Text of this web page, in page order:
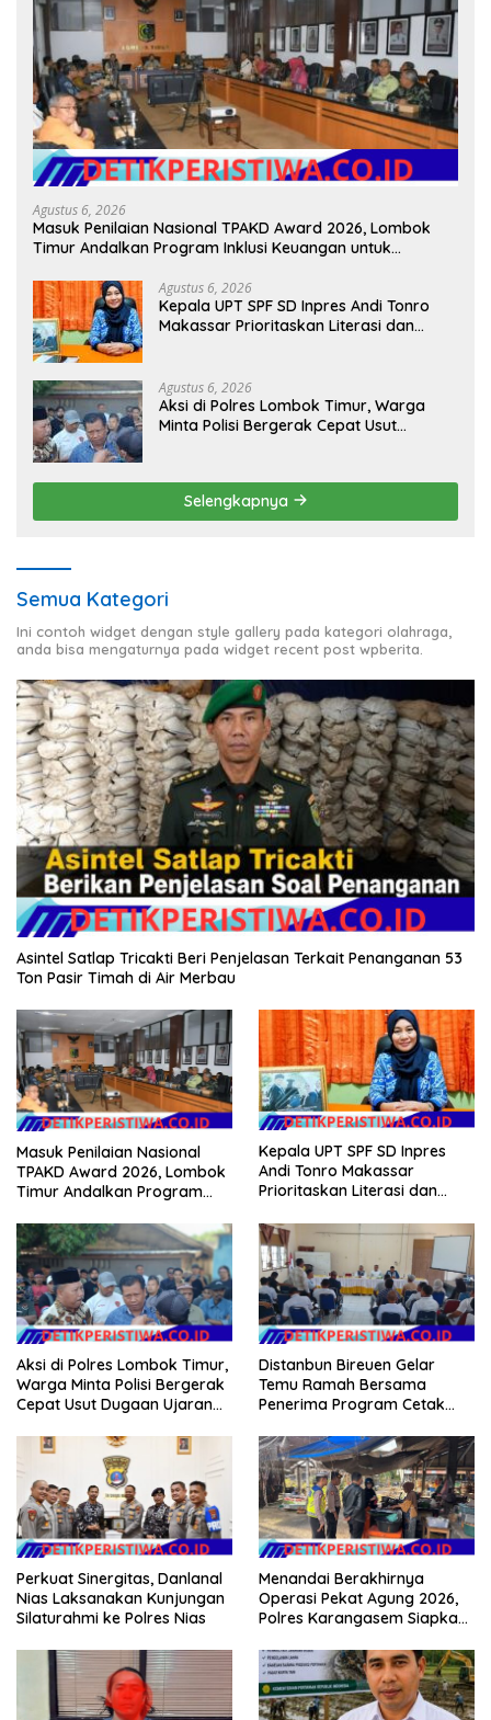
Agustus 6, 2026
Masuk Penilaian Nasional TPAKD Award 2026, Lombok
Timur Andalkan Program Inklusi Keuangan untuk
Agustus 6, 2026
Kepala UPT SPF SD Inpres Andi Tonro
Makassar Prioritaskan Literasi dan
Agustus 6, 2026
Aksi di Polres Lombok Timur, Warga
Minta Polisi Bergerak Cepat Usut
Selengkapnya
Semua Kategori
Ini contoh widget dengan style gallery pada kategori olahraga,
anda bisa mengaturnya pada widget recent post wpberita.
Asintel Satlap Tricakti Beri Penjelasan Terkait Penanganan 53
Ton Pasir Timah di Air Merbau
Masuk Penilaian Nasional
TPAKD Award 2026, Lombok
Timur Andalkan Program
Dongkrak Kesejahteraan
Warga
Kepala UPT SPF SD Inpres
Andi Tonro Makassar
Prioritaskan Literasi dan
Sekolah
Aksi di Polres Lombok Timur,
Warga Minta Polisi Bergerak
Cepat Usut Dugaan Ujaran
Distanbun Bireuen Gelar
Temu Ramah Bersama
Penerima Program Cetak
Klarifikasi Isu Hoax
Perkuat Sinergitas, Danlanal
Nias Laksanakan Kunjungan
Silaturahmi ke Polres Nias
Menandai Berakhirnya
Operasi Pekat Agung 2026,
Polres Karangasem Siapkan
Harkamtibmas